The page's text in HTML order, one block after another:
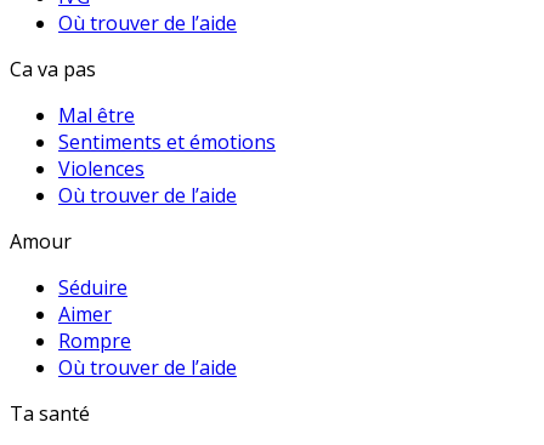
Où trouver de l’aide
Ca va pas
Mal être
Sentiments et émotions
Violences
Où trouver de l’aide
Amour
Séduire
Aimer
Rompre
Où trouver de l’aide
Ta santé